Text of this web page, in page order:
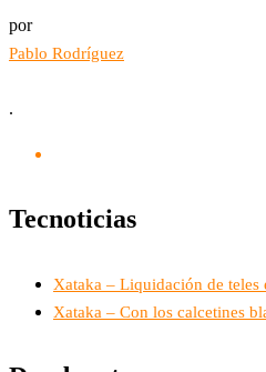
por
Pablo Rodríguez
.
Tecnoticias
Xataka – Liquidación de
Xataka – Con los calcetines